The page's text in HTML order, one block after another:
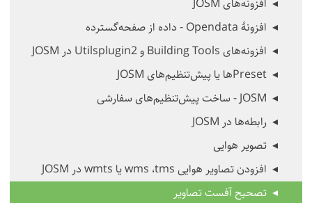
افزونه‌های JOSM
افزونهٔ Opendata - داده از صفحه‌گسترده
افزونه‌های Building Tools و Utilsplugin2 در JOSM
Presetها یا پیش‌تنظیم‌های JOSM
JOSM - ساخت پیش‌تنظیم‌های سفارشی
رابطه‌ها در JOSM
تصویر هوایی
افزودن تصاویر هوایی tms،‏ wms یا wmts در JOSM
تصحیح آفست تصاویر